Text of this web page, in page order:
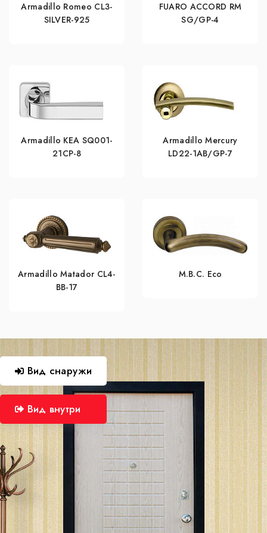
Armadillo Romeo CL3-
SILVER-925
FUARO ACCORD RM
SG/GP-4
Armadillo KEA SQ001-
21CP-8
Armadillo Mercury
LD22-1AB/GP-7
Armadillo Matador CL4-
BB-17
M.B.C. Eco
Вид снаружи
Вид внутри